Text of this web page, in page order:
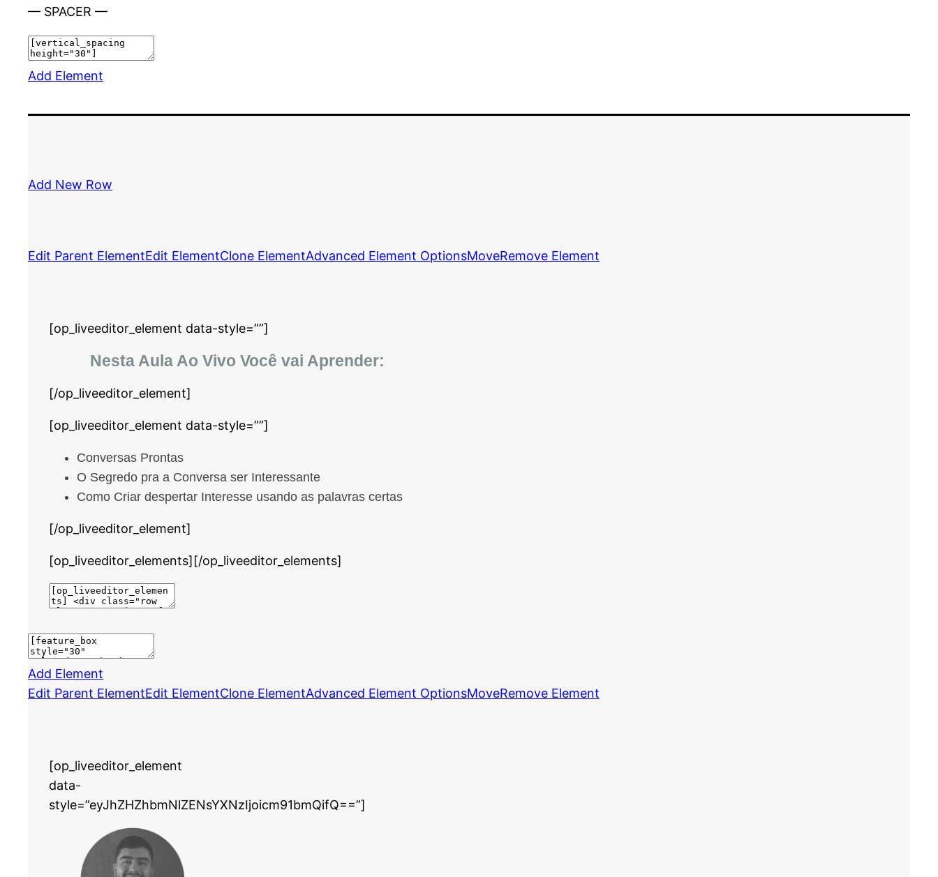
— SPACER —
Add Element
Add New Row
Edit Parent ElementEdit ElementClone ElementAdvanced Element OptionsMoveRemove Element
[op_liveeditor_element data-style=””]
Nesta Aula Ao Vivo Você vai Aprender:
[/op_liveeditor_element]
[op_liveeditor_element data-style=””]
Conversas Prontas
O Segredo pra a Conversa ser Interessante
Como Criar despertar Interesse usando as palavras certas
[/op_liveeditor_element]
[op_liveeditor_elements][/op_liveeditor_elements]
Add Element
Edit Parent ElementEdit ElementClone ElementAdvanced Element OptionsMoveRemove Element
[op_liveeditor_element
data-
style=”eyJhZHZhbmNlZENsYXNzIjoicm91bmQifQ==”]